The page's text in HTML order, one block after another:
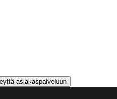
asiakaspalveluun